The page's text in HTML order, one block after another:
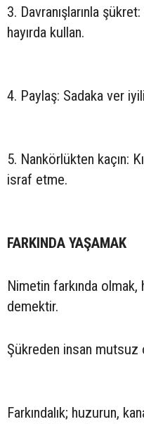
3. Davranışlarınla
hayırda kullan.
4. Paylaş: Sadaka ver
5. Nankörlükten kaçın:
israf etme.
FARKINDA YAŞAMAK
Nimetin farkında olmak,
demektir.
Şükreden insan mutsuz
Farkındalık; huzurun,